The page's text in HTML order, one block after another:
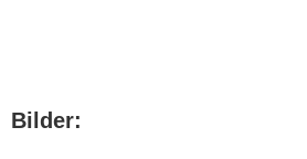
Bilder: